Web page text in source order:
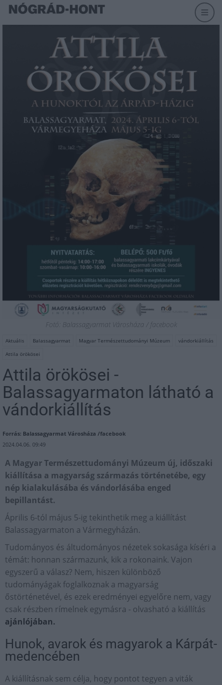
Fotó: Balassagyarmat Városháza / facebook
Aktuális Balassagyarmat Magyar Természettudományi Múzeum
vándorkiállítás
Attila örökösei
Attila örökösei -
Balassagyarmaton látható a
vándorkiállítás
Forrás: Balassagyarmat Városháza /facebook
2024.04.06. 09:49
A Magyar Természettudományi Múzeum új, időszaki
kiállítása a magyarság származás történetébe, egy
nép kialakulásába és vándorlásába enged
bepillantást.
Április 6-tól május 5-ig tekinthetik meg a kiállítást
Balassagyarmaton a Vármegyházán.
Tudományos és áltudományos nézetek sokasága kíséri a
témát: honnan származunk, kik a rokonaink. Vajon
egyszerű a válasz? Nem, hiszen különböző
tudományágak foglalkoznak a magyarság
őstörténetével, és ezek eredményei egyelőre nem, vagy
csak részben rímelnek egymásra - olvasható a kiállítás
ajánlójában.
Hunok, avarok és magyarok a Kárpát-
medencében
A kiállításnak sem célja, hogy pontot tegyen a viták